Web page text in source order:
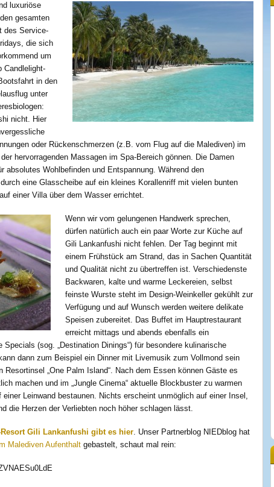
luxuriöse
gesamten
des Service-
die sich
um
Candlelight-
in den
unter
nicht. Hier
oder Rückenschmerzen (z.B. vom Flug auf die Malediven) im
hervorragenden Massagen im Spa-Bereich gönnen. Die Damen
absolutes Wohlbefinden und Entspannung. Während den
eine Glasscheibe auf ein kleines Korallenriff mit vielen bunten
einer Villa über dem Wasser errichtet.
Wenn wir vom gelungenen Handwerk sprechen,
dürfen natürlich auch ein paar Worte zur Küche auf
Gili Lankanfushi nicht fehlen. Der Tag beginnt mit
einem Frühstück am Strand, das in Sachen Quantität
und Qualität nicht zu übertreffen ist. Verschiedenste
Backwaren, kalte und warme Leckereien, selbst
feinste Wurste steht im Design-Weinkeller gekühlt zur
Verfügung und auf Wunsch werden weitere delikate
Speisen zubereitet. Das Buffet im Hauptrestaurant
erreicht mittags und abends ebenfalls ein
Specials (sog. „Destination Dinings“) für besondere kulinarische
dann zum Beispiel ein Dinner mit Livemusik zum Vollmond sein
Resortinsel „One Palm Island“. Nach dem Essen können Gäste es
machen und im „Jungle Cinema“ aktuelle Blockbuster zu warmen
einer Leinwand bestaunen. Nichts erscheint unmöglich auf einer Insel,
die Herzen der Verliebten noch höher schlagen lässt.
Gili Lankanfushi gibt es hier. Unser Partnerblog NIEDblog hat
Malediven Aufenthalt gebastelt, schaut mal rein: